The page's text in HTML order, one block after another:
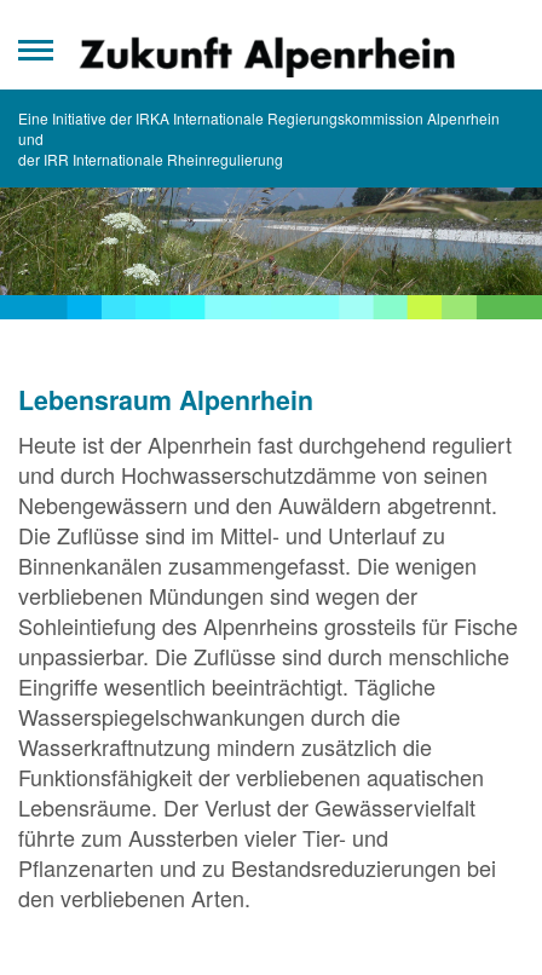
Inhalt
springen
Eine Initiative der IRKA Internationale Regierungskommission Alpenrhein
und
der IRR Internationale Rheinregulierung
Lebensraum Alpenrhein
Heute ist der Alpenrhein fast durchgehend reguliert
und durch Hochwasserschutzdämme von seinen
Nebengewässern und den Auwäldern abgetrennt.
Die Zuflüsse sind im Mittel- und Unterlauf zu
Binnenkanälen zusammengefasst. Die wenigen
verbliebenen Mündungen sind wegen der
Sohleintiefung des Alpenrheins grossteils für Fische
unpassierbar. Die Zuflüsse sind durch menschliche
Eingriffe wesentlich beeinträchtigt. Tägliche
Wasserspiegelschwankungen durch die
Wasserkraftnutzung mindern zusätzlich die
Funktionsfähigkeit der verbliebenen aquatischen
Lebensräume. Der Verlust der Gewässervielfalt
führte zum Aussterben vieler Tier- und
Pflanzenarten und zu Bestandsreduzierungen bei
den verbliebenen Arten.